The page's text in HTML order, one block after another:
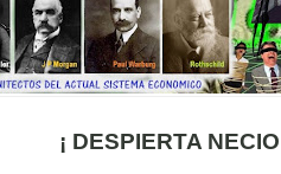
¡ DESPIERTA